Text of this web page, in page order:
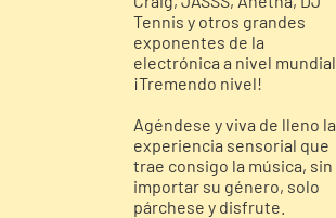
Tennis y otros grandes
exponentes de la
electrónica a nivel mundial.
¡Tremendo nivel!
Agéndese y viva de lleno la
experiencia sensorial que
trae consigo la música, sin
importar su género, solo
párchese y disfrute.